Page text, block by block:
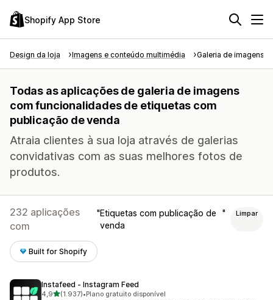
Shopify App Store
Design da loja Imagens e conteúdo multimédia Galeria de imagens
Todas as aplicações de galeria de imagens
com funcionalidades de etiquetas com
publicação de venda
Atraia clientes à sua loja através de galerias
convidativas com as suas melhores fotos de
produtos.
232 aplicações
com
Etiquetas com publicação de
venda
Limpar
Built for Shopify
Instafeed ‑ Instagram Feed
4,9de 5 estrelas
(1.937)
1937 total de avaliações
•Plano gratuito disponível